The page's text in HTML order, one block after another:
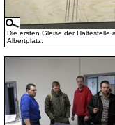
Die ersten Gleise der Haltestelle
Albertplatz.